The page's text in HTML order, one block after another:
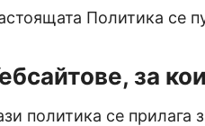
Политика се
за
политика се прилага